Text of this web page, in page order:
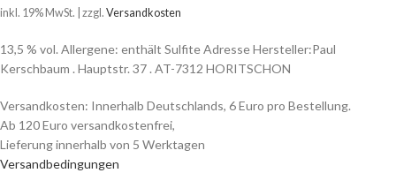
inkl. 19% MwSt. | zzgl. Versandkosten
13,5 % vol. Allergene: enthält Sulfite Adresse Hersteller:Paul
Kerschbaum . Hauptstr. 37 . AT-7312 HORITSCHON
Versandkosten: Innerhalb Deutschlands, 6 Euro pro Bestellung.
Ab 120 Euro versandkostenfrei,
Lieferung innerhalb von 5 Werktagen
Versandbedingungen